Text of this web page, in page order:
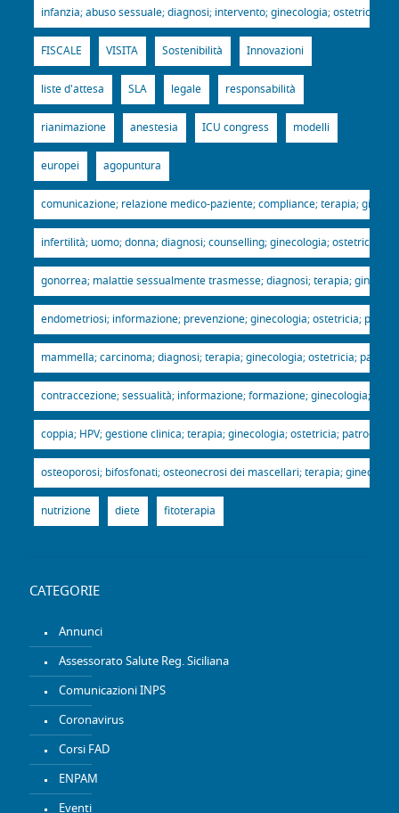
infanzia; abuso sessuale; diagnosi; intervento; ginecologia; ostetricia;
FISCALE VISITA Sostenibilità Innovazioni
liste d'attesa SLA legale responsabilità
rianimazione anestesia ICU congress modelli
europei agopuntura
comunicazione; relazione medico-paziente; compliance; terapia;
infertilità; uomo; donna; diagnosi; counselling; ginecologia; ostetricia;
gonorrea; malattie sessualmente trasmesse; diagnosi; terapia;
endometriosi; informazione; prevenzione; ginecologia; ostetricia;
mammella; carcinoma; diagnosi; terapia; ginecologia; ostetricia;
contraccezione; sessualità; informazione; formazione; ginecologia;
coppia; HPV; gestione clinica; terapia; ginecologia; ostetricia;
osteoporosi; bifosfonati; osteonecrosi dei mascellari; terapia;
nutrizione diete fitoterapia
CATEGORIE
Annunci
Assessorato Salute Reg. Siciliana
Comunicazioni INPS
Coronavirus
Corsi FAD
ENPAM
Eventi